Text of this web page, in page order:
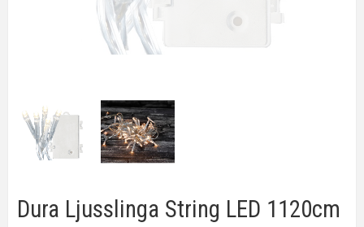
Dura Ljusslinga String LED 1120cm